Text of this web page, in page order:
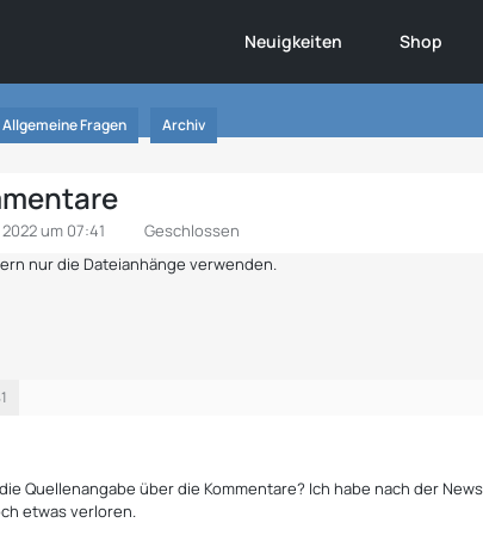
Neuigkeiten Shop
Allgemeine Fragen Archiv
um 07:41
Geschlossen
nur die Dateianhänge verwenden.
Quellenangabe über die Kommentare? Ich habe nach der
etwas verloren.